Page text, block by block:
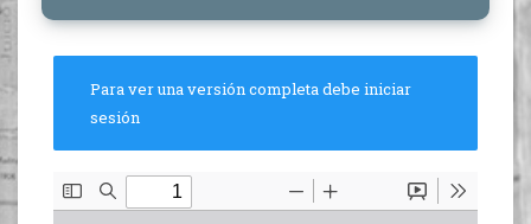
Para ver una versión completa debe iniciar
sesión